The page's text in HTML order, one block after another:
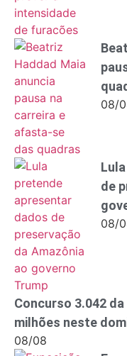
08/
de
08/
Concurso 3.042
milhões neste
08/08